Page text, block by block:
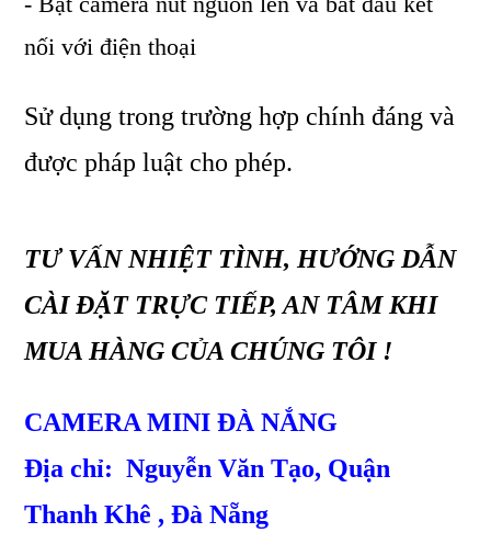
nối với điện thoại
Sử dụng trong trường hợp chính đáng và
được pháp luật cho phép.
TƯ VẤN NHIỆT TÌNH, HƯỚNG DẪN
CÀI ĐẶT TRỰC TIẾP, AN TÂM KHI
MUA HÀNG CỦA CHÚNG TÔI !
CAMERA MINI ĐÀ NẮNG
Địa chỉ: Nguyễn Văn Tạo, Quận
Thanh Khê , Đà Nẵng